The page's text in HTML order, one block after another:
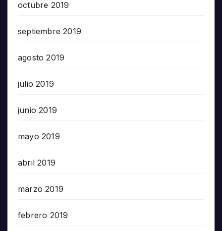
octubre 2019
septiembre 2019
agosto 2019
julio 2019
junio 2019
mayo 2019
abril 2019
marzo 2019
febrero 2019